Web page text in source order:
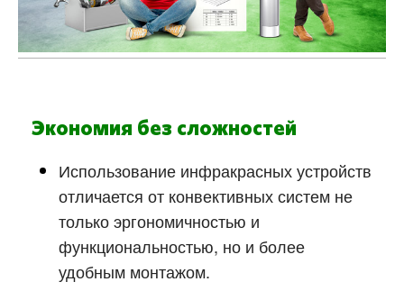
Экономия без сложностей
Использование инфракрасных устройств
отличается от конвективных систем не
только эргономичностью и
функциональностью, но и более
удобным монтажом.